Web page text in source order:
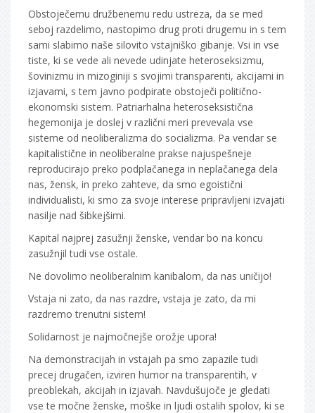
Obstoječemu družbenemu redu ustreza, da se med
seboj razdelimo, nastopimo drug proti drugemu in s tem
sami slabimo naše silovito vstajniško gibanje. Vsi in vse
tiste, ki se vede ali nevede udinjate heteroseksizmu,
šovinizmu in mizoginiji s svojimi transparenti, akcijami in
izjavami, s tem javno podpirate obstoječi politično-
ekonomski sistem. Patriarhalna heteroseksistična
hegemonija je doslej v različni meri prevevala vse
sisteme od neoliberalizma do socializma. Pa vendar se
kapitalistične in neoliberalne prakse najuspešneje
reproducirajo preko podplačanega in neplačanega dela
nas, žensk, in preko zahteve, da smo egoistični
individualisti, ki smo za svoje interese pripravljeni izvajati
nasilje nad šibkejšimi.
Kapital najprej zasužnji ženske, vendar bo na koncu
zasužnjil tudi vse ostale.
Ne dovolimo neoliberalnim kanibalom, da nas uničijo!
Vstaja ni zato, da nas razdre, vstaja je zato, da mi
razdremo trenutni sistem!
Solidarnost je najmočnejše orožje upora!
Na demonstracijah in vstajah pa smo zapazile tudi
precej drugačen, izviren humor na transparentih, v
preoblekah, akcijah in izjavah. Navdušujoče je gledati
vse te močne ženske, moške in ljudi ostalih spolov, ki se